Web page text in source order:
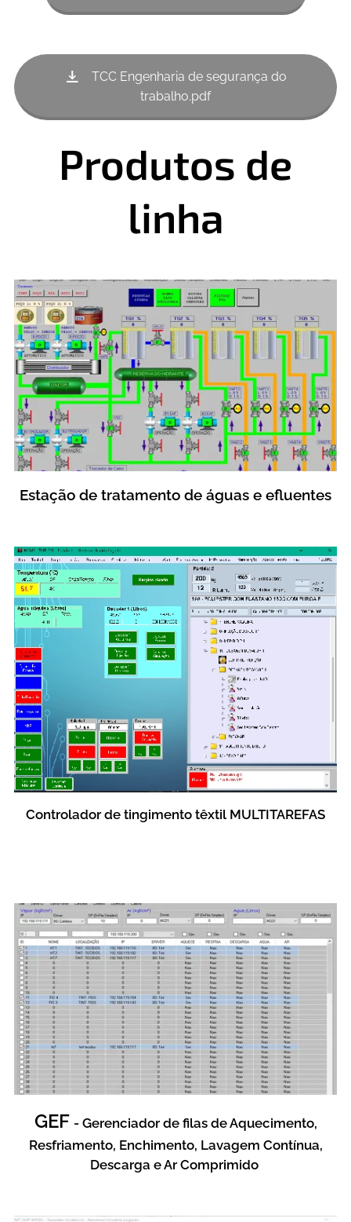
TCC Engenharia de segurança do
trabalho.pdf
Produtos de
linha
Estação de tratamento de águas e efluentes
Controlador de tingimento têxtil MULTITAREFAS
GEF - Gerenciador de filas de Aquecimento,
Resfriamento, Enchimento, Lavagem Contínua,
Descarga e Ar Comprimido